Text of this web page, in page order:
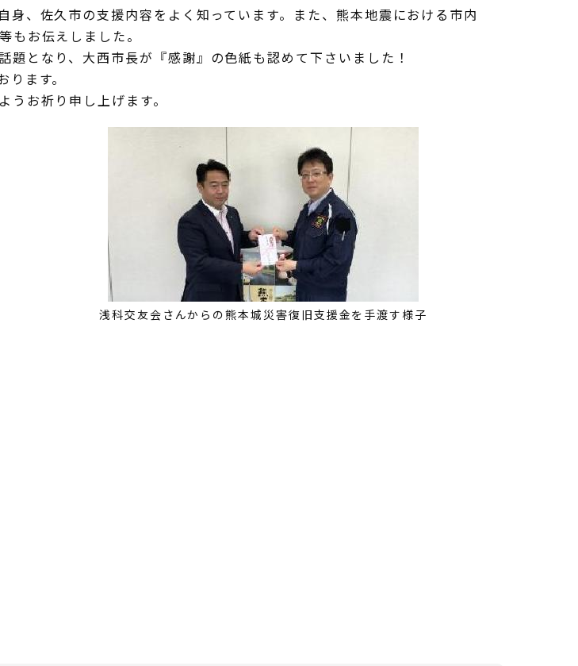
、佐久市の支援内容をよく知っています。また、熊本地震における市内
もお伝えしました。
となり、大西市長が『感謝』の色紙も認めて下さいました！
ます。
お祈り申し上げます。
浅科交友会さんからの熊本城災害復旧支援金を手渡す様子